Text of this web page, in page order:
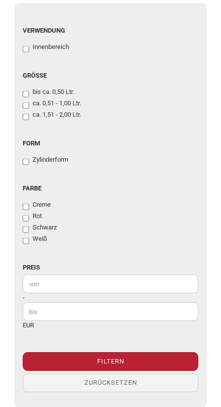
VERWENDUNG
VERWENDUNG
Innenbereich
GRÖSSE
GRÖSSE
bis ca. 0,50 Ltr.
ca. 0,51 - 1,00 Ltr.
ca. 1,51 - 2,00 Ltr.
FORM
FORM
Zylinderform
FARBE
FARBE
Creme
Rot
Schwarz
Weiß
PREIS
PREIS
Preis bis
-
EUR
FILTERN
ZURÜCKSETZEN